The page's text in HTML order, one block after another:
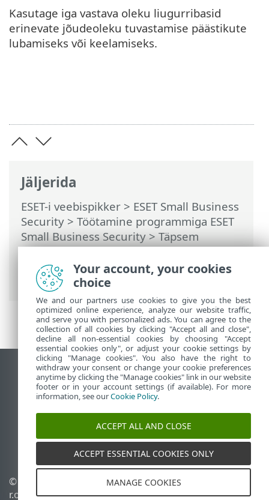
Jäljerida
ESET-i veebispikker > ESET Small Business
Security > Töötamine programmiga ESET
Small Business Security>Täpsem
häälestus>Kontrollid>
Ründevarakontrollid>Jõudeoleku
kontroll> Jõudeoleku tuvastamine
Kasutage iga vastava oleku liugurribasid
erinevate jõudeoleku tuvastamise päästikute
lubamiseks või keelamiseks.
Vaata tavaarvutile mõeldud veebilehte
End of Life
ESET-i teabebaas
ESET-i foorum
ESET Status Portal
Piirkondlik tugi
© 1992 - 2026 ESET, spol. s
r.o. – kõik õigused on
Küpsisepoliitika
Your account, your cookies
choice
We and our partners use cookies to give you the best
optimized online experience, analyze our website traffic,
and serve you with personalized ads. You can agree to the
collection of all cookies by clicking "Accept all and close",
decline all non-essential cookies by choosing "Accept
essential cookies only", or adjust your cookie settings by
clicking "Manage cookies". You also have the right to
withdraw your consent or change your cookie preferences
anytime by clicking the "Manage cookies" link in our website
footer or in your account settings (if available). For more
information, see ourCookie Policy.
ACCEPT ALL AND CLOSE
ACCEPT ESSENTIAL COOKIES ONLY
MANAGE COOKIES